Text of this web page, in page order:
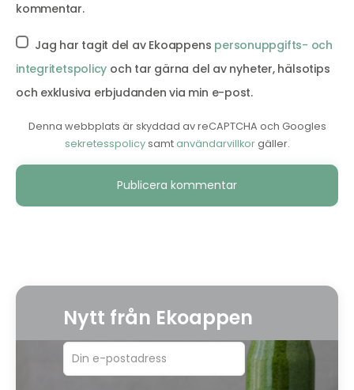
kommentar.
Jag har tagit del av Ekoappens personuppgifts- och
integritetspolicy och tar gärna del av nyheter, hälsotips
och exklusiva erbjudanden via min e-post.
Denna webbplats är skyddad av reCAPTCHA och Googles
sekretesspolicysamtanvändarvillkorgäller.
Alternative:
Nytt från Ekoappen